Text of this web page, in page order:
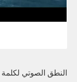
النطق الصوتي لكلمة Shush